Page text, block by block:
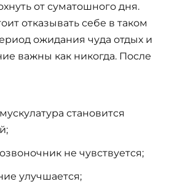
от суматошного дня.
отказывать себе в таком
ожидания чуда отдых и
важны как никогда. После
становится
не чувствуется;
улучшается;